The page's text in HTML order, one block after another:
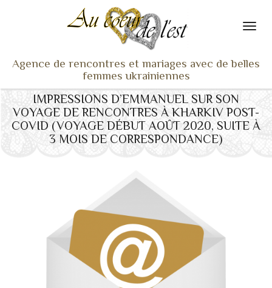
Agence de rencontres et mariages avec de belles
femmes ukrainiennes
ACCUEIL
NOS ADHÉRENTES
SERVICES ET TARIFS
VU À LA TV
COACHING RENCONTRE
NOTRE DIFFÉRENCE
CONTACT
IMPRESSIONS D’EMMANUEL SUR SON
VOYAGE DE RENCONTRES À KHARKIV POST-
COVID (VOYAGE DÉBUT AOÛT 2020, SUITE À
3 MOIS DE CORRESPONDANCE)